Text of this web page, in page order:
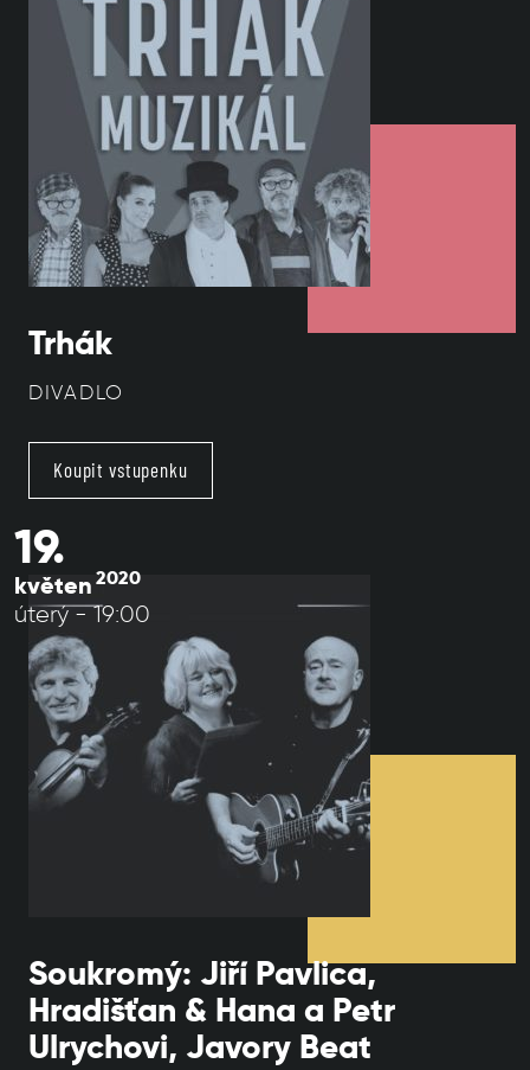
Trhák
DIVADLO
Koupit vstupenku
19.
květen2020
úterý - 19:00
Soukromý: Jiří Pavlica,
Hradišťan & Hana a Petr
Ulrychovi, Javory Beat